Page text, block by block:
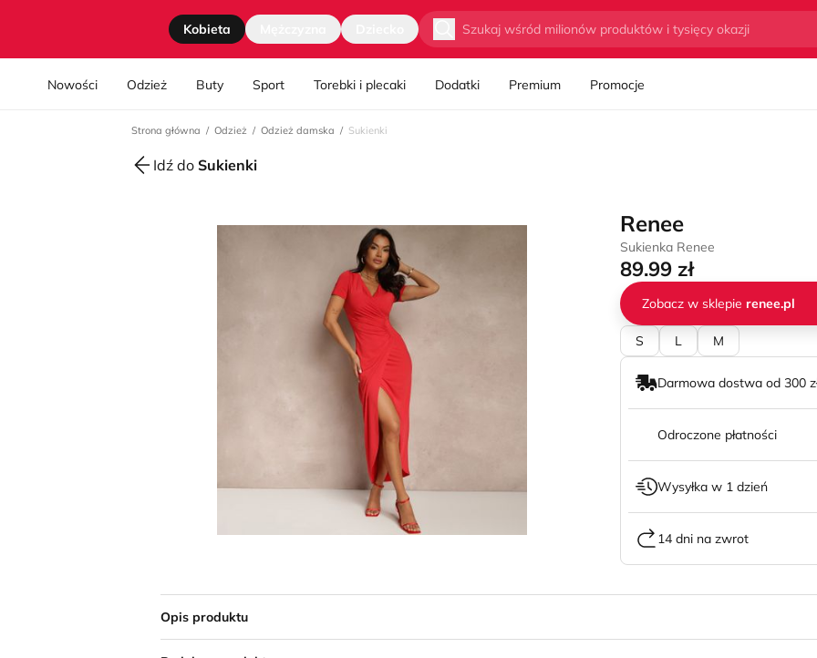
Nawgiacja kategorii
Kobieta Wyszukaj
Nowości Odzież Buty Sport Torebki i plecaki Dodatki Premium Promocje
Strona główna Odzież Odzież damska Sukienki
Idź do Sukienki
Renee
Sukienka Renee
89.99 zł
Zobacz w sklepie renee.pl
S L M
Darmowa dostwa od 300
Odroczone płatności
Wysyłka w 1 dzień
14 dni na zwrot
Opis produktu